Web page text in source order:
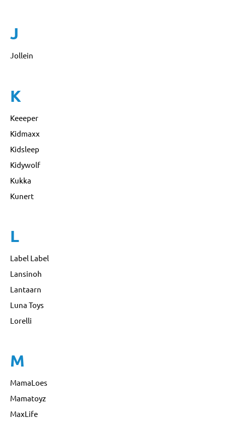
J
Jollein
K
Keeeper
Kidmaxx
Kidsleep
Kidywolf
Kukka
Kunert
L
Label Label
Lansinoh
Lantaarn
Luna Toys
Lorelli
M
MamaLoes
Mamatoyz
MaxLife